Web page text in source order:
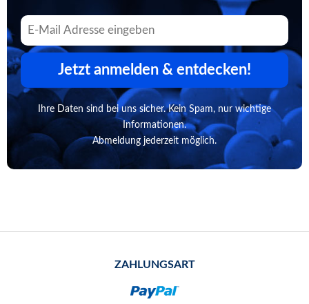
Jetzt anmelden & entdecken!
Ihre Daten sind bei uns sicher. Kein Spam, nur wichtige
Informationen.
Abmeldung jederzeit möglich.
ZAHLUNGSART